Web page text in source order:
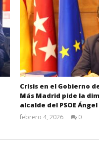
Crisis en el Gobierno
Más Madrid pide la
alcalde del PSOE
febrero 4, 2026
0